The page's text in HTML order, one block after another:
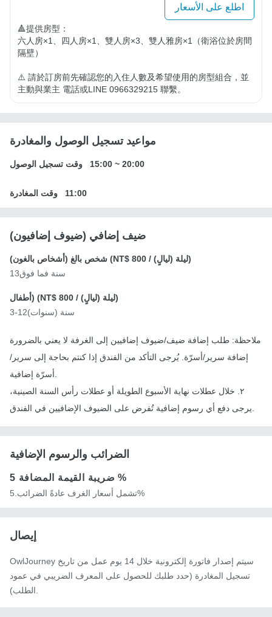
اطلع على الأسعار
🔺提供房型：
六人房×1、四人房×1、雙人房×3、雙人雅房×1（衛浴位於房間
隔壁）
⚠️ 請於訂房前先確認您的入住人數及希望使用的房型組合，並
主動與業主 電話或LINE 0966329215 聯繫。
مواعيد تسجيل الوصول والمغادرة
وقت تسجيل الوصول 15:00 ~ 20:00
وقت المغادرة 11:00
ضيف إضافي (ضيوف إضافيون)
شخص بالغ (أشخاص بالغون) (NT$ 800
/ ليلة (ليالٍ))
13سنة فما فوق
أطفال) (NT$ 800
/ ليلة (ليالٍ))
3-12سنة (سنوات)
ملاحظة: طلب إضافة ضيف/ضيوف إضافيين إلى الغرفة لا يعني بالضرورة
إضافة سرير/أسرّة. يُرجى التأكد من الفندق إذا كنتم بحاجة إلى سرير/
٢. خلال عطلات نهاية الأسبوع الطويلة أو عطلات رأس السنة الصينية،
الضرائب والرسوم الإضافية
ضريبة القيمة المضافة 5 %
تشمل أسعار الغرف عادةً الضرائب.5%
إيصال
OwlJourney سيتم إصدار فاتورة إلكترونية خلال 14 يوم عمل من تاريخ
تسجيل المغادرة (حدد طلبك للحصول على المعرف الضريبي في عمود